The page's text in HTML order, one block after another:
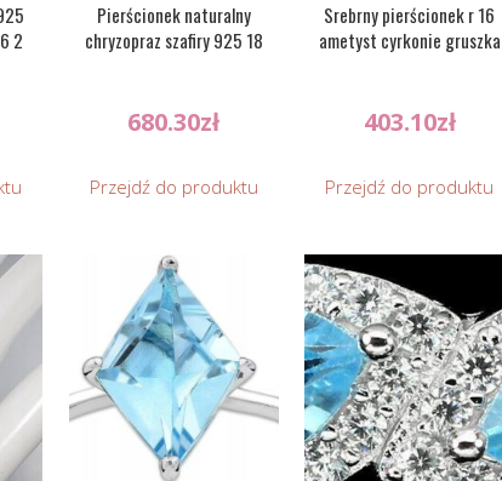
2
Pierścionek naturalny
chryzopraz szafiry 925 18
680.30zł
Przejdź do produktu
Srebrny pierścionek r 16
ametyst cyrkonie gruszka
403.10zł
Przejdź do produktu